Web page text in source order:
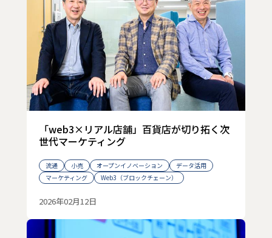
「web3×リアル店舗」百貨店が切り拓く次
世代マーケティング
流通 小売 オープンイノベーション
データ活用
マーケティング
Web3（ブロックチェーン）
2026年02月12日